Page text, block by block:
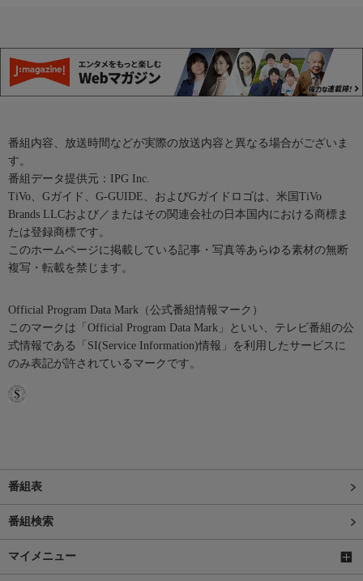
番組内容、放送時間などが実際の放送内容と異なる場合がございま
す。
番組データ提供元：IPG Inc.
TiVo、Gガイド、G-GUIDE、およびGガイドロゴは、米国TiVo
Brands LLCおよび／またはその関連会社の日本国内における商標ま
たは登録商標です。
このホームページに掲載している記事・写真等あらゆる素材の無断
複写・転載を禁じます。
Official Program Data Mark（公式番組情報マーク）
このマークは「Official Program Data Mark」といい、テレビ番組の公
式情報である「SI(Service Information)情報」を利用したサービスに
のみ表記が許されているマークです。
番組表
番組検索
マイメニュー